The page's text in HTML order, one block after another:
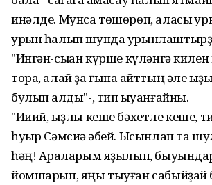
инәлде. Мунса төшөрөп, аласыҡ
урын һалып шунда
"Ингән-сыҡҡан күрше күләнгә
тора, алай ҙа ғына ҡайттың әле
булып ҡалды"-, тип ҡыуанғайны.
"Ииий, ҡыҙлы кеше бәхетле кеше,
һуҡыр Сәмсиҡә әбей. Ысынлап та
һәң! Арҡаларым яҙылып,
йомшарып, яңы тыуған сабыйҙай